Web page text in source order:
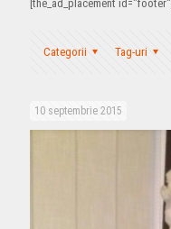
[the_ad_placement id="footer"]
Categorii Tag-uri
10 septembrie 2015